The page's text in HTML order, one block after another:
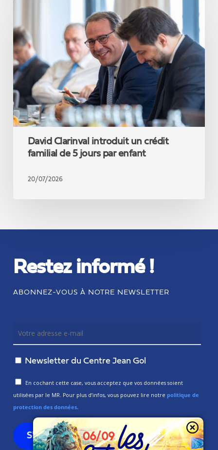
introduit
un
crédit
familial
de
5
jours
par
enfant
David Clarinval introduit un crédit
familial de 5 jours par enfant
20/07/2026
Restez informé !
ABONNEZ-VOUS À NOTRE NEWSLETTER
Newsletter du Centre Jean Gol
En cochant cette case, vous acceptez que vos données soient
utilisées par le MR. Pour plus d’infos, vous pouvez lire notre politique de
protection des données.